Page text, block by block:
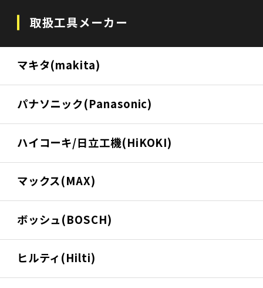
取扱工具メーカー
マキタ(makita)
パナソニック(Panasonic)
ハイコーキ/日立工機(HiKOKI)
マックス(MAX)
ボッシュ(BOSCH)
ヒルティ(Hilti)